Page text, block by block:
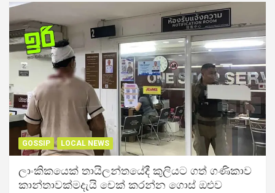
GOSSIP LOCAL NEWS
ලාංකිකයෙක් තායිලන්තයේදී කුලියට ගත් ගණිකාව
කාන්තාවක්මදැයි චෙක් කරන්න ගොස් ඔළුව